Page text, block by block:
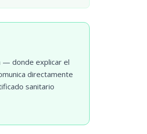
— donde explicar el
directamente
sanitario